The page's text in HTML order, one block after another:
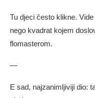
Tu djeci često klikne. Vide
nego kvadrat kojem
flomasterom.
—
E sad, najzanimljiviji dio: